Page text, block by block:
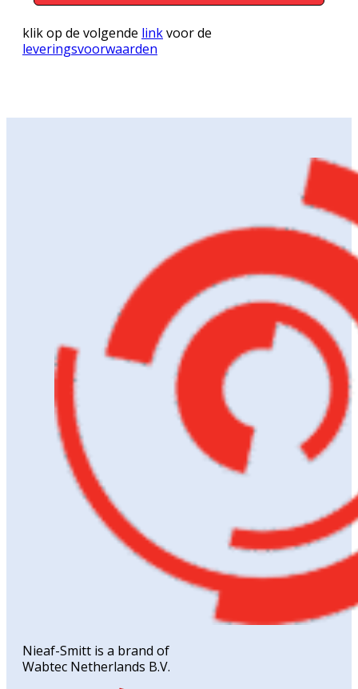
klik op de volgende linkvoor de
leveringsvoorwaarden
Nieaf-Smitt is a brand of
Wabtec Netherlands B.V.